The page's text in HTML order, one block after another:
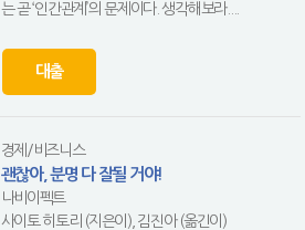
는 곧 ‘인간관계’의 문제이다. 생각해보라....
대출
경제/비즈니스
괜찮아, 분명 다 잘될 거야!
나비이펙트
사이토 히토리 (지은이), 김진아 (옮긴이)